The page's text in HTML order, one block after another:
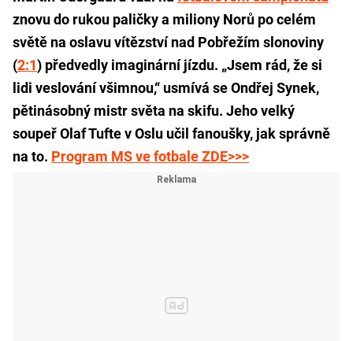
znovu do rukou paličky a miliony Norů po celém
světě na oslavu vítězství nad Pobřežím slonoviny
(2:1) předvedly imaginární jízdu. „Jsem rád, že si
lidi veslování všimnou,“ usmívá se Ondřej Synek,
pětinásobný mistr světa na skifu. Jeho velký
soupeř Olaf Tufte v Oslu učil fanoušky, jak správně
na to. Program MS ve fotbale ZDE>>>